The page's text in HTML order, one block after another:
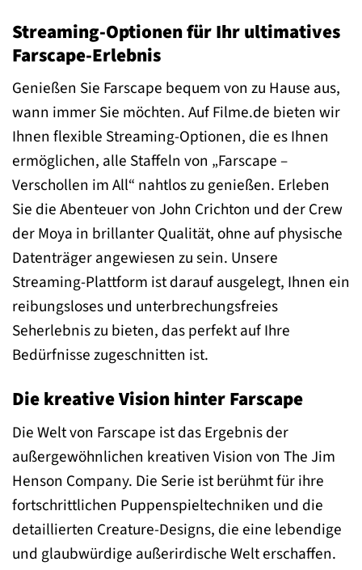
Streaming-Optionen für Ihr ultimatives
Farscape-Erlebnis
Genießen Sie Farscape bequem von zu Hause aus,
wann immer Sie möchten. Auf Filme.de bieten wir
Ihnen flexible Streaming-Optionen, die es Ihnen
ermöglichen, alle Staffeln von „Farscape –
Verschollen im All“ nahtlos zu genießen. Erleben
Sie die Abenteuer von John Crichton und der Crew
der Moya in brillanter Qualität, ohne auf physische
Datenträger angewiesen zu sein. Unsere
Streaming-Plattform ist darauf ausgelegt, Ihnen ein
reibungsloses und unterbrechungsfreies
Seherlebnis zu bieten, das perfekt auf Ihre
Bedürfnisse zugeschnitten ist.
Die kreative Vision hinter Farscape
Die Welt von Farscape ist das Ergebnis der
außergewöhnlichen kreativen Vision von The Jim
Henson Company. Die Serie ist berühmt für ihre
fortschrittlichen Puppenspieltechniken und die
detaillierten Creature-Designs, die eine lebendige
und glaubwürdige außerirdische Welt erschaffen.